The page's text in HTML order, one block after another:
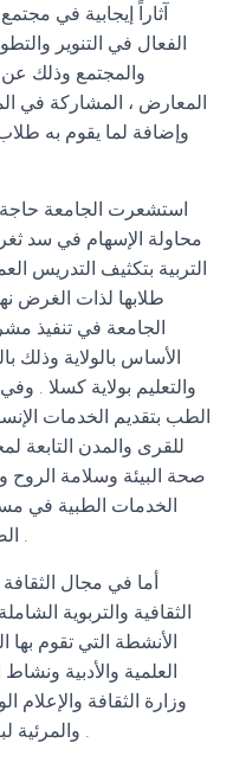
آثاراً إيجابية في
الفعال في التنوير
والمجتمع وذلك
المعارض ، المشاركة في
وإضافة لما يقوم به
استشعرت الجامعة حاجة
محاولة الإسهام في سد
التربية بتكثيف التدريس
طلابها لذات الغرض
الجامعة في تنفيذ
الأساس بالولاية وذلك
والتعليم بولاية كسلا .
الطب بتقديم الخدمات
للقرى والمدن التابعة
صحة البيئة وسلامة الروح
الخدمات الطبية في
أما في مجال الثقافة
الثقافية والتربوية
الأنشطة التي تقوم بها
العلمية والأدبية
وزارة الثقافة والإعلام